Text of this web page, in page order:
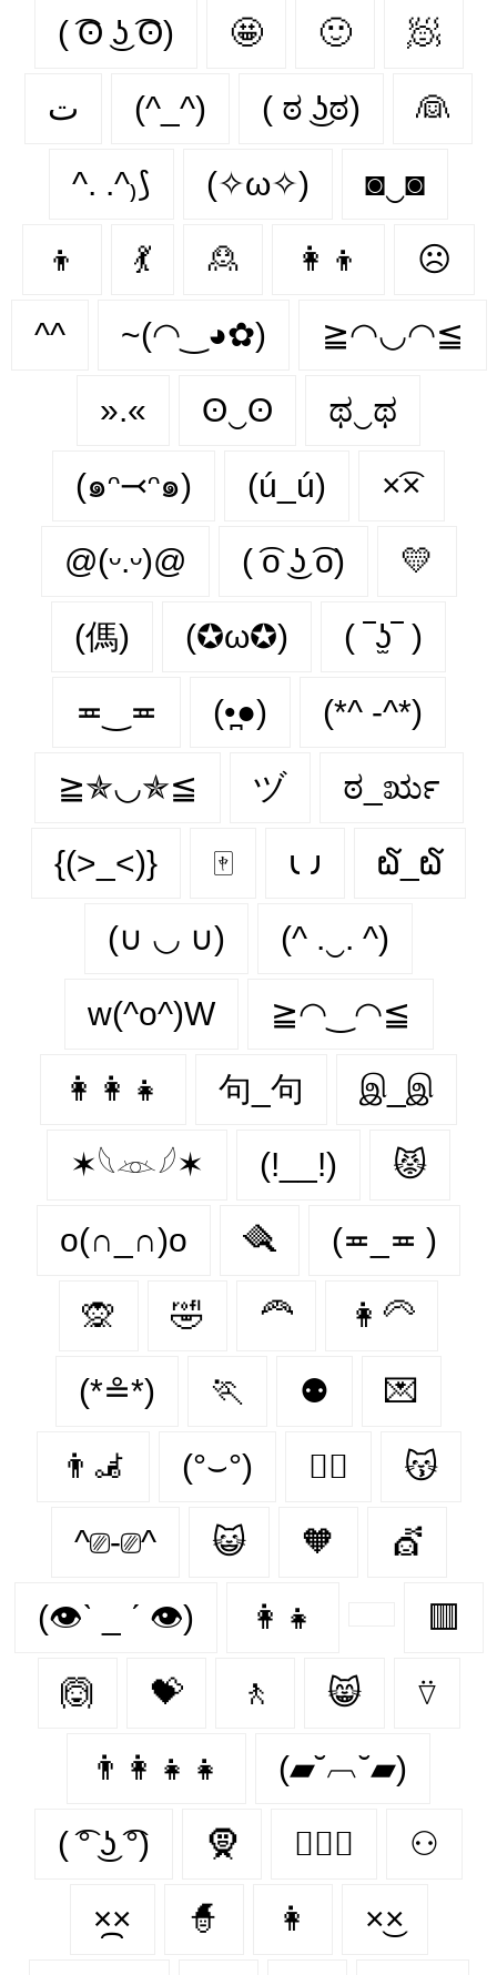
( ͡ʘ ͜ʖ ͡ʘ) 🤩 🙂‍ 🧖‍
ت (^_^) ( ಠ ͜ʖಠ) 👰‍
^. .^₎⟆ (✧ω✧) ◙‿◙
👦 💃 🙎‍ 👩‍👦 ☹️
^^ ~(◠‿◕✿) ≧◠◡◠≦
».« ʘ‿ʘ ಥ‿ಥ
(๑ᵔ⤙ᵔ๑) (ú_ú) ×͡×
@(ᵕ.ᵕ)@ ( ͡o ͜ʖ ͡o) 💛
(傌) (✪ω✪) ( ‾ʖ̫‾ )
≖‿≖ (•̪●) (*^ -^*)
≧✯◡✯≦ ヅ ಠ_ರೃ
{(>_<)} 🀄 𐑧 𐑨 ໖_໖
(∪ ◡ ∪) (^ .‿. ^)
w(^o^)W ≧◠‿◠≦
👩‍👩‍👧 句_句 இ_இ
✶𓆩𓁺𓆪✶ (!__!) 😾
o(∩_∩)o 🪮 (≖_≖ )
🙊 🤣 🦰 👩‍🦳
(*≗*) 🏃‍ ⚉ 💌
👨‍🦼‍️ (°⌣°) 🐕‍🦺 😽
^⎚-⎚^ 😺 🧡 💇‍
(👁ˋ _ ˊ 👁) 👩‍👧 🟥
🙆‍ 💝 🚶‍ 😸 ⍢
👨‍👩‍👧‍👧 (▰˘︹˘▰)
( ͡° ͜ʖ ͡°) 🧕 👩‍❤️‍👩 ⚇
×᷼× 🧙‍ 👩‍ ×͜×